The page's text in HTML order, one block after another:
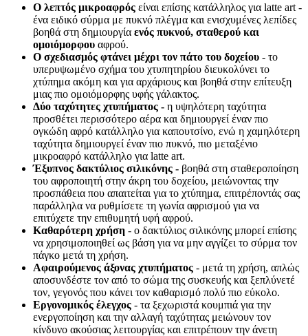
Ο λεπτός μικροαφρός είναι επίσης κατάλληλος για latte art -
ένα ειδικό σύρμα με πυκνό πλέγμα και ενισχυμένες λεπίδες
βοηθά στη δημιουργία ενός πυκνού, σταθερού και
ομοιόμορφου αφρού.
Ο σχεδιασμός φτάνει μέχρι τον πάτο του δοχείου - το
υπερυψωμένο σχήμα του χτυπητηρίου διευκολύνει το
χτύπημα ακόμη και για αρχάριους και βοηθά στην επίτευξη
μιας πιο ομοιόμορφης υφής γάλακτος.
Δύο ταχύτητες χτυπήματος - η υψηλότερη ταχύτητα
προσθέτει περισσότερο αέρα και δημιουργεί έναν πιο
ογκώδη αφρό κατάλληλο για καπουτσίνο, ενώ η χαμηλότερη
ταχύτητα δημιουργεί έναν πιο πυκνό, πιο μεταξένιο
μικροαφρό κατάλληλο για latte art.
Έξυπνος δακτύλιος σιλικόνης - βοηθά στη σταθεροποίηση
του αφροποιητή στην άκρη του δοχείου, μειώνοντας την
προσπάθεια που απαιτείται για το χτύπημα, επιτρέποντάς σας
παράλληλα να ρυθμίσετε τη γωνία αφρισμού για να
επιτύχετε την επιθυμητή υφή αφρού.
Καθαρότερη χρήση - ο δακτύλιος σιλικόνης μπορεί επίσης
να χρησιμοποιηθεί ως βάση για να μην αγγίζει το σύρμα τον
πάγκο μετά τη χρήση.
Αφαιρούμενος άξονας χτυπήματος - μετά τη χρήση, απλώς
αποσυνδέστε τον από το σώμα της συσκευής και ξεπλύνετέ
τον, γεγονός που κάνει τον καθαρισμό πολύ πιο εύκολο.
Εργονομικός έλεγχος - τα ξεχωριστά κουμπιά για την
ενεργοποίηση και την αλλαγή ταχύτητας μειώνουν τον
κίνδυνο ακούσιας λειτουργίας και επιτρέπουν την άνετη